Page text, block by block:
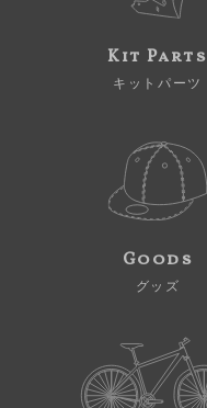
Kit Parts
キットパーツ
Goods
グッズ